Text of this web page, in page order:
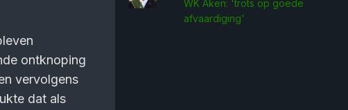
ontknoping
vervolgens
dat als
WK Aken: 'trots op goede
afvaardiging'